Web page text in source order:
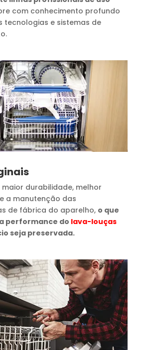
com conhecimento profundo
tecnologias e sistemas de
durabilidade, melhor
a manutenção das
de fábrica do aparelho, o que
performance do lava-louças
seja preservada.